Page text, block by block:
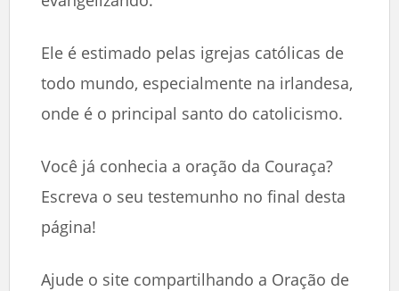
Ele é estimado pelas igrejas católicas de
todo mundo, especialmente na irlandesa,
onde é o principal santo do catolicismo.
Você já conhecia a oração da Couraça?
Escreva o seu testemunho no final desta
página!
Ajude o site compartilhando a Oração de